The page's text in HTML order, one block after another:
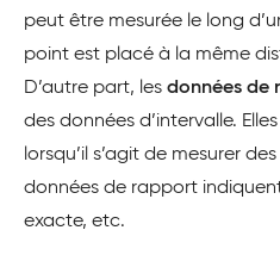
peut être mesurée le long
point est placé à la même
D’autre part, les données de
des données d’intervalle.
lorsqu’il s’agit de mesurer
données de rapport
exacte, etc.